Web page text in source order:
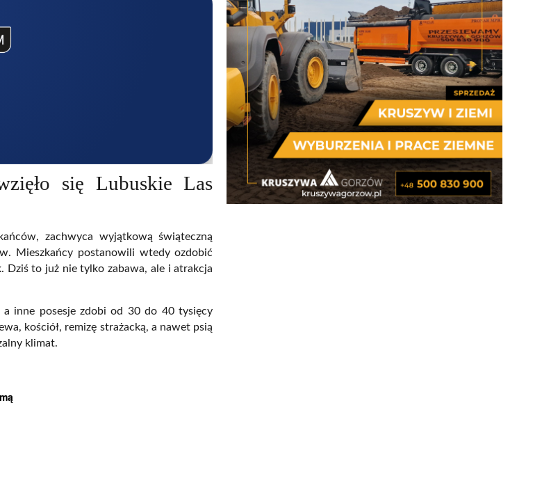
się Lubuskie Las
zachwyca wyjątkową świąteczną
Mieszkańcy postanowili wtedy ozdobić
Dziś to już nie tylko zabawa, ale i atrakcja
inne posesje zdobi od 30 do 40 tysięcy
kościół, remizę strażacką, a nawet psią
klimat.